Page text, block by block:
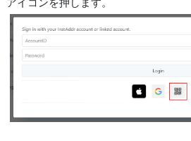
アイコンを押します。